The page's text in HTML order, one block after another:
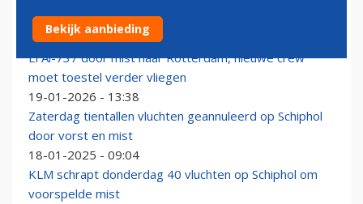
Mist zorgt voor problemen op Schiphol
09-03-2026 - 08:09
El Al-737 door mist naar Rotterdam, nieuwe crew
moet toestel verder vliegen
19-01-2026 - 13:38
Zaterdag tientallen vluchten geannuleerd op Schiphol
door vorst en mist
18-01-2025 - 09:04
KLM schrapt donderdag 40 vluchten op Schiphol om
voorspelde mist
Bekijk aanbieding